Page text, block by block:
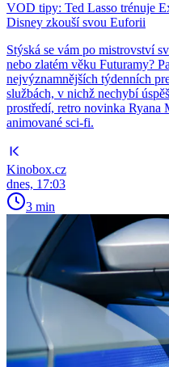
VOD tipy: Ted Lasso trénuje
Disney zkouší svou Euforii
Stýská se vám po mistrovství
nebo zlatém věku Futuramy?
nejvýznamnějších týdenních
službách, v nichž nechybí
prostředí, retro novinka Ryana
animované sci-fi.
Kinobox.cz
dnes, 17:03
3 min